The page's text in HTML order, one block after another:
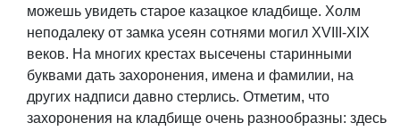
можешь увидеть старое казацкое кладбище. Холм
неподалеку от замка усеян сотнями могил XVIII-XIX
веков. На многих крестах высечены старинными
буквами дать захоронения, имена и фамилии, на
других надписи давно стерлись. Отметим, что
захоронения на кладбище очень разнообразны: здесь